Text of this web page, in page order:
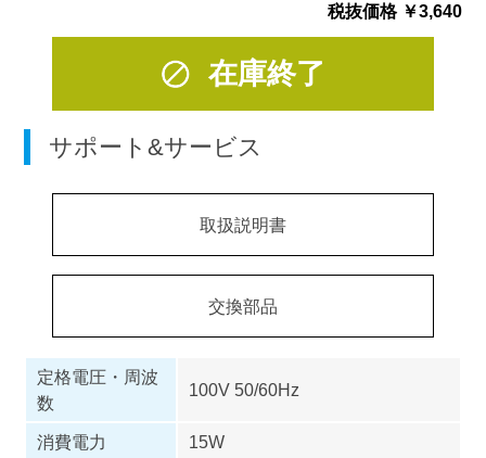
税抜価格 ￥3,640
在庫終了
サポート&サービス
取扱説明書
交換部品
定格電圧・周波
数
100V 50/60Hz
消費電力
15W